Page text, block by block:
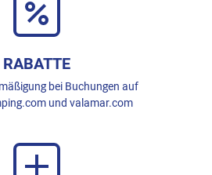
RABATTE
bei Buchungen auf
und valamar.com